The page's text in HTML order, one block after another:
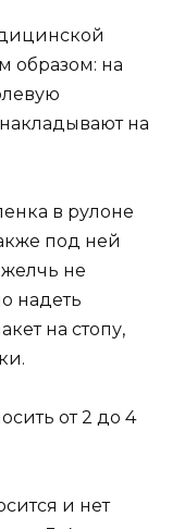
образом: на
на
в рулоне
под ней
желчь не
надеть
на стопу,
от 2 до 4
и нет